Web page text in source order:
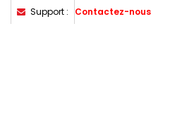
Support : Contactez-nous